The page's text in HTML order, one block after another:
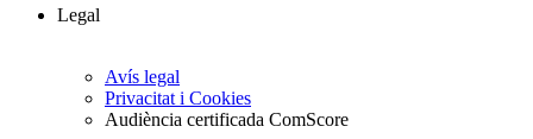
Legal
Avís legal
Privacitat i Cookies
Audiència certificada ComScore